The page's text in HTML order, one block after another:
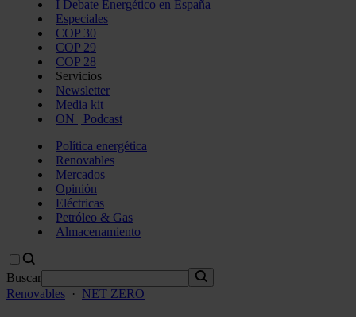
I Debate Energético en España
Especiales
COP 30
COP 29
COP 28
Servicios
Newsletter
Media kit
ON | Podcast
Política energética
Renovables
Mercados
Opinión
Eléctricas
Petróleo & Gas
Almacenamiento
Buscar
Renovables · NET ZERO